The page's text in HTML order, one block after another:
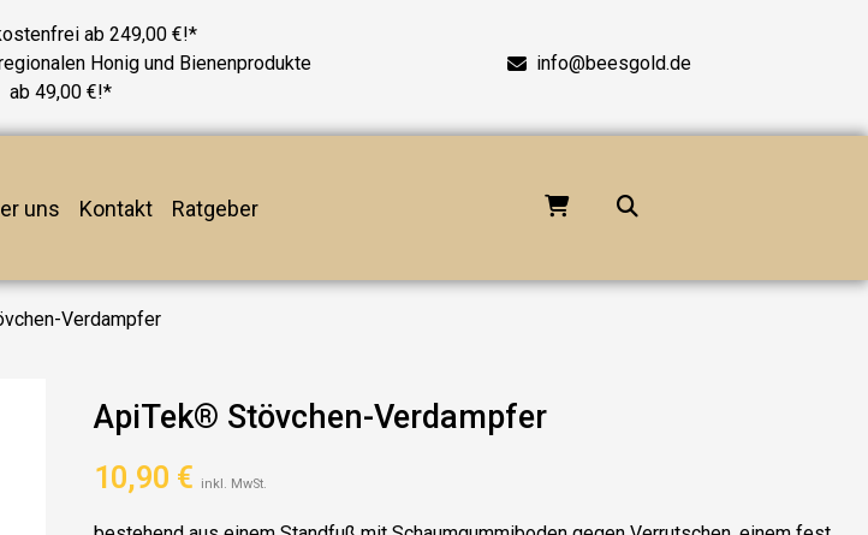
ab 249,00 €!*
Honig und Bienenprodukte
ab 49,00 €!*
info@beesgold.de
uns Kontakt Ratgeber
Verdampfer
ApiTek® Stövchen-Verdampfer
10,90 € inkl. MwSt.